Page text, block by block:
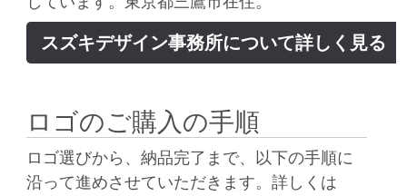
スズキデザイン事務所について詳しく見る
ロゴのご購入の手順
ロゴ選びから、納品完了まで、以下の手順に
沿って進めさせていただきます。詳しくは